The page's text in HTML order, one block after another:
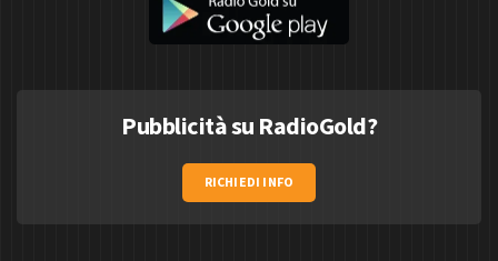
Pubblicità su RadioGold?
RICHIEDI INFO